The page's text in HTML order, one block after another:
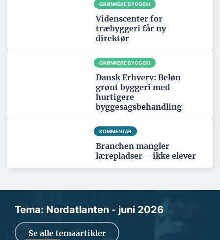
GRØNNERE BYGGERI
Videnscenter for
træbyggeri får ny
direktør
GRØNNERE BYGGERI
Dansk Erhverv: Beløn
grønt byggeri med
hurtigere
byggesagsbehandling
KOMMENTAR
Branchen mangler
lærepladser – ikke elever
Tema: Nordatlanten - juni 2026
Se alle temaartikler